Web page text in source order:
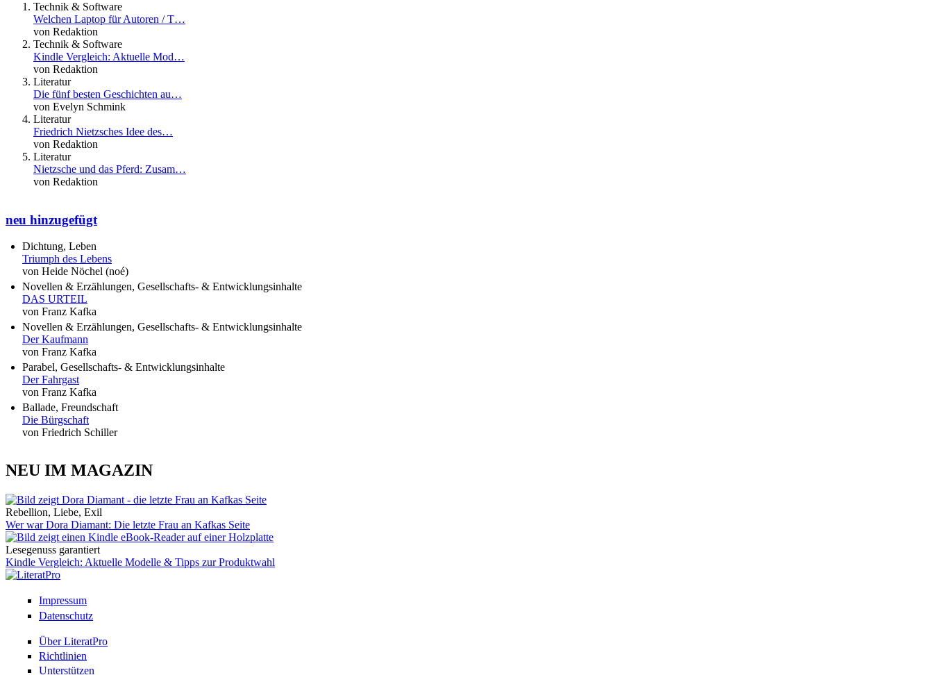
Technik & Software
Welchen Laptop für Autoren / T…
von Redaktion
Technik & Software
Kindle Vergleich: Aktuelle Mod…
von Redaktion
Literatur
Die fünf besten Geschichten au…
von Evelyn Schmink
Literatur
Friedrich Nietzsches Idee des…
von Redaktion
Literatur
Nietzsche und das Pferd: Zusam…
von Redaktion
neu hinzugefügt
Dichtung, Leben
Triumph des Lebens
von Heide Nöchel (noé)
Novellen & Erzählungen, Gesellschafts- & Entwicklungsinhalte
DAS URTEIL
von Franz Kafka
Novellen & Erzählungen, Gesellschafts- & Entwicklungsinhalte
Der Kaufmann
von Franz Kafka
Parabel, Gesellschafts- & Entwicklungsinhalte
Der Fahrgast
von Franz Kafka
Ballade, Freundschaft
Die Bürgschaft
von Friedrich Schiller
NEU IM MAGAZIN
Rebellion, Liebe, Exil
Wer war Dora Diamant: Die letzte Frau an Kafkas Seite
Lesegenuss garantiert
Kindle Vergleich: Aktuelle Modelle & Tipps zur Produktwahl
Impressum
Datenschutz
Über LiteratPro
Richtlinien
Unterstützen